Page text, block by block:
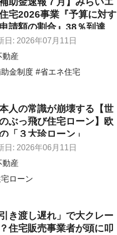
宅2026事業『予算に対す
請額の割合』38％到達
日: 2026年07月11日
動産
金制度
省エネ住宅
人の常識が崩壊する【世
ぶっ飛び住宅ローン】欧
「３大珍ローン」
日: 2026年06月11日
動産
ローン
引き渡し遅れ」で大クレー
住宅販売事業者が頭に叩